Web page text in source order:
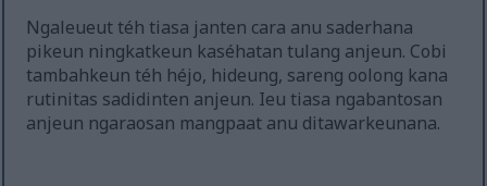
Ngaleueut téh tiasa janten cara anu saderhana
pikeun ningkatkeun kaséhatan tulang anjeun. Cobi
tambahkeun téh héjo, hideung, sareng oolong kana
rutinitas sadidinten anjeun. Ieu tiasa ngabantosan
anjeun ngaraosan mangpaat anu ditawarkeunana.